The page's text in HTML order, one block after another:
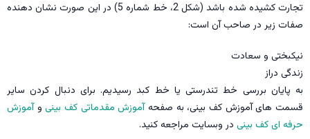
تجارت کشیده شده باشد (شکل 2، خط شماره 5) در این صورت نشان دهنده
صفات زیر در صاحب آن است:
نیکبختی و سعادت
زندگی دراز
به پایان بررسی خط تندرستی یا خط کبد رسیدیم. برای دنبال کردن سایر
قسمت های آموزش کف بینی، به صفحهآموزش مقدماتی کف بینیوآموزش
حرفه ای کف بینی در وبسایت مراجعه کنید.